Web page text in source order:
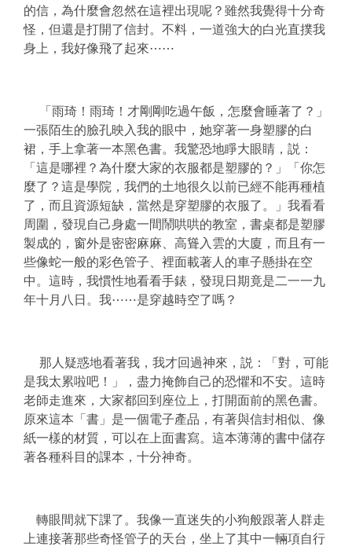
的信，為什麼會忽然在這裡出現呢？雖然我覺得十分奇
怪，但還是打開了信封。不料，一道強大的白光直撲我
身上，我好像飛了起來⋯⋯
「雨琦！雨琦！才剛剛吃過午飯，怎麼會睡著了？」
一張陌生的臉孔映入我的眼中，她穿著一身塑膠的白
裙，手上拿著一本黑色書。我驚恐地睜大眼睛，説：
「這是哪裡？為什麼大家的衣服都是塑膠的？」「你怎
麼了？這是學院，我們的土地很久以前已經不能再種植
了，而且資源短缺，當然是穿塑膠的衣服了。」我看看
周圍，發現自己身處一間鬧哄哄的教室，書桌都是塑膠
製成的，窗外是密密麻麻、高聳入雲的大廈，而且有一
些像蛇一般的彩色管子、裡面載著人的車子懸掛在空
中。這時，我慣性地看看手錶，發現日期竟是二一一九
年十月八日。我⋯⋯是穿越時空了嗎？
那人疑惑地看著我，我才回過神來，説：「對，可能
是我太累啦吧！」，盡力掩飾自己的恐懼和不安。這時
老師走進來，大家都回到座位上，打開面前的黑色書。
原來這本「書」是一個電子產品，有著與信封相似、像
紙一樣的材質，可以在上面書寫。這本薄薄的書中儲存
著各種科目的課本，十分神奇。
轉眼間就下課了。我像一直迷失的小狗般跟著人群走
上連接著那些奇怪管子的天台，坐上了其中一輛項自行